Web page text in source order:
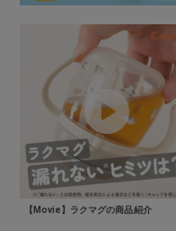
【Movie】ラクマグの商品紹介